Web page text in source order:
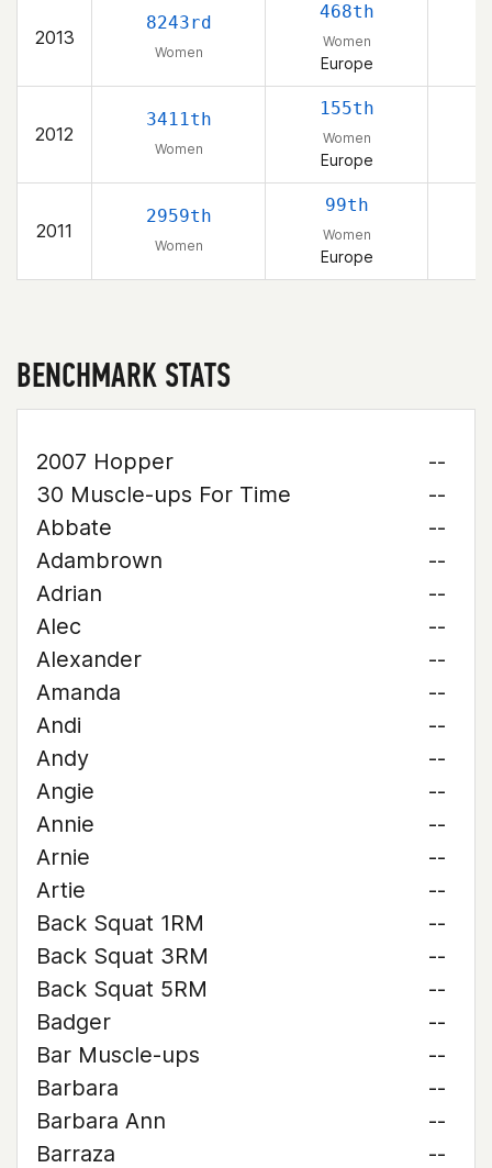
2013
8243rd
Women
468th
Women
Europe
2012
3411th
Women
155th
Women
Europe
2011
2959th
Women
99th
Women
Europe
BENCHMARK STATS
2007 Hopper
--
30 Muscle-ups For Time
--
Abbate
--
Adambrown
--
Adrian
--
Alec
--
Alexander
--
Amanda
--
Andi
--
Andy
--
Angie
--
Annie
--
Arnie
--
Artie
--
Back Squat 1RM
--
Back Squat 3RM
--
Back Squat 5RM
--
Badger
--
Bar Muscle-ups
--
Barbara
--
Barbara Ann
--
Barraza
--